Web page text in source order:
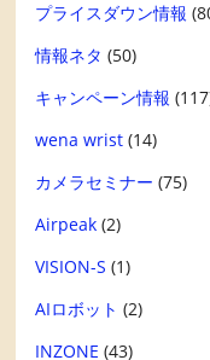
プライスダウン情報
情報ネタ (50)
キャンペーン情報
wena wrist (14)
カメラセミナー (75)
Airpeak (2)
VISION-S (1)
AIロボット (2)
INZONE (43)